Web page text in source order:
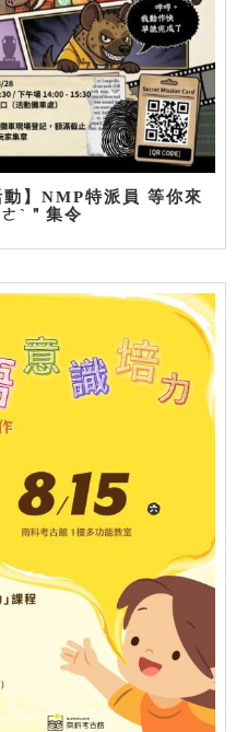
動】NMP特派員 等你來
ˋ＂集令